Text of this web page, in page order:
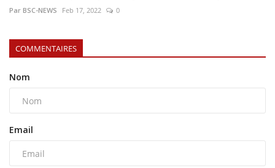
Par BSC-NEWS Feb 17, 2022 0
COMMENTAIRES
Nom
Email